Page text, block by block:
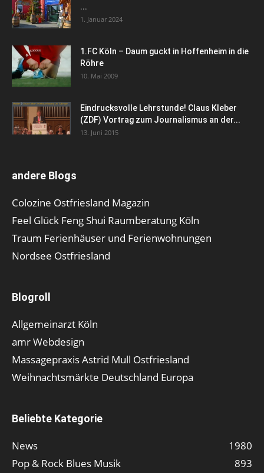
...
1. Januar 2024
1.FC Köln – Daum guckt in Hoffenheim in die
Röhre
10. Mai 2009
Eindrucksvolle Lehrstunde! Claus Kleber
(ZDF) Vortrag zum Journalismus an der...
13. Juni 2015
andere Blogs
Colozine Ostfriesland Magazin
Feel Glück Feng Shui Raumberatung Köln
Traum Ferienhäuser und Ferienwohnungen
Nordsee Ostfriesland
Blogroll
Allgemeinarzt Köln
amr Webdesign
Massagepraxis Astrid Mull Ostfriesland
Weihnachtsmärkte Deutschland Europa
Beliebte Kategorie
News
1980
Pop & Rock Blues Musik
893